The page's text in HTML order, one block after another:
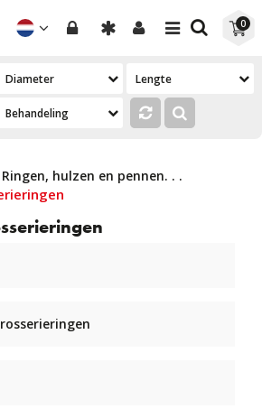
Toggle
Toggle
0
Ringen, hulzen en pennen. . .